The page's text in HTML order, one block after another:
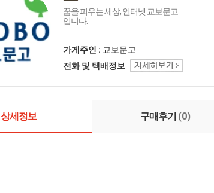
꿈을 피우는 세상, 인터넷 교보문고
입니다.
가게주인 : 교보문고
전화 및 택배정보
상세정보 구매후기 (0)